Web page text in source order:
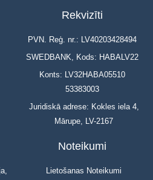
Rekvizīti
PVN. Reģ. nr.: LV40203428494
SWEDBANK, Kods: HABALV22
Konts: LV32HABA05510
53383003
Juridiskā adrese: Kokles iela 4,
Mārupe, LV-2167
Noteikumi
Lietošanas Noteikumi